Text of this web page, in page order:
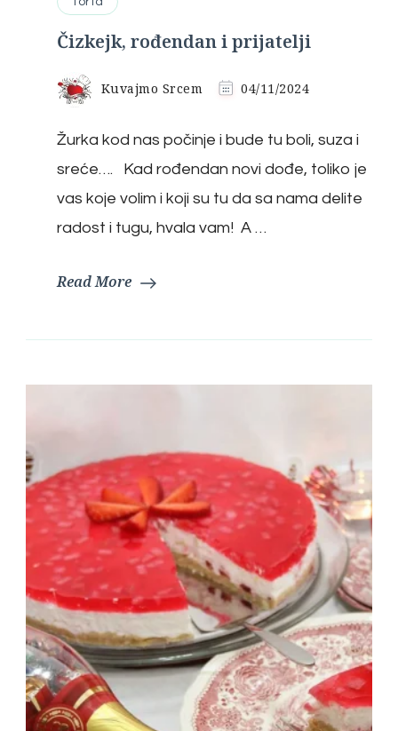
Čizkejk, rođendan i prijatelji
Kuvajmo Srcem 04/11/2024
Žurka kod nas počinje i bude tu boli, suza i
sreće…. Kad rođendan novi dođe, toliko je
vas koje volim i koji su tu da sa nama delite
radost i tugu, hvala vam! A …
Read More